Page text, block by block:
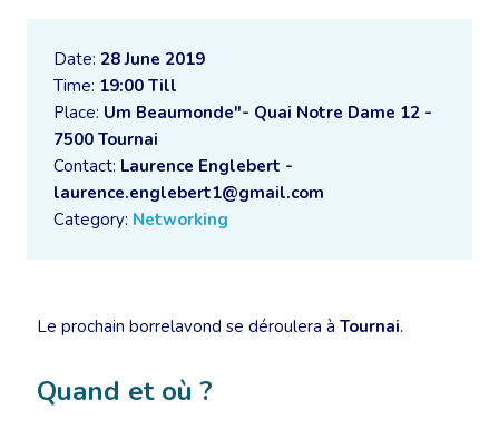
Date: 28 June 2019
Time: 19:00 Till
Place: Um Beaumonde"- Quai Notre Dame 12 -
7500 Tournai
Contact: Laurence Englebert -
laurence.englebert1@gmail.com
Category: Networking
Le prochain borrelavond se déroulera à Tournai.
Quand et où ?